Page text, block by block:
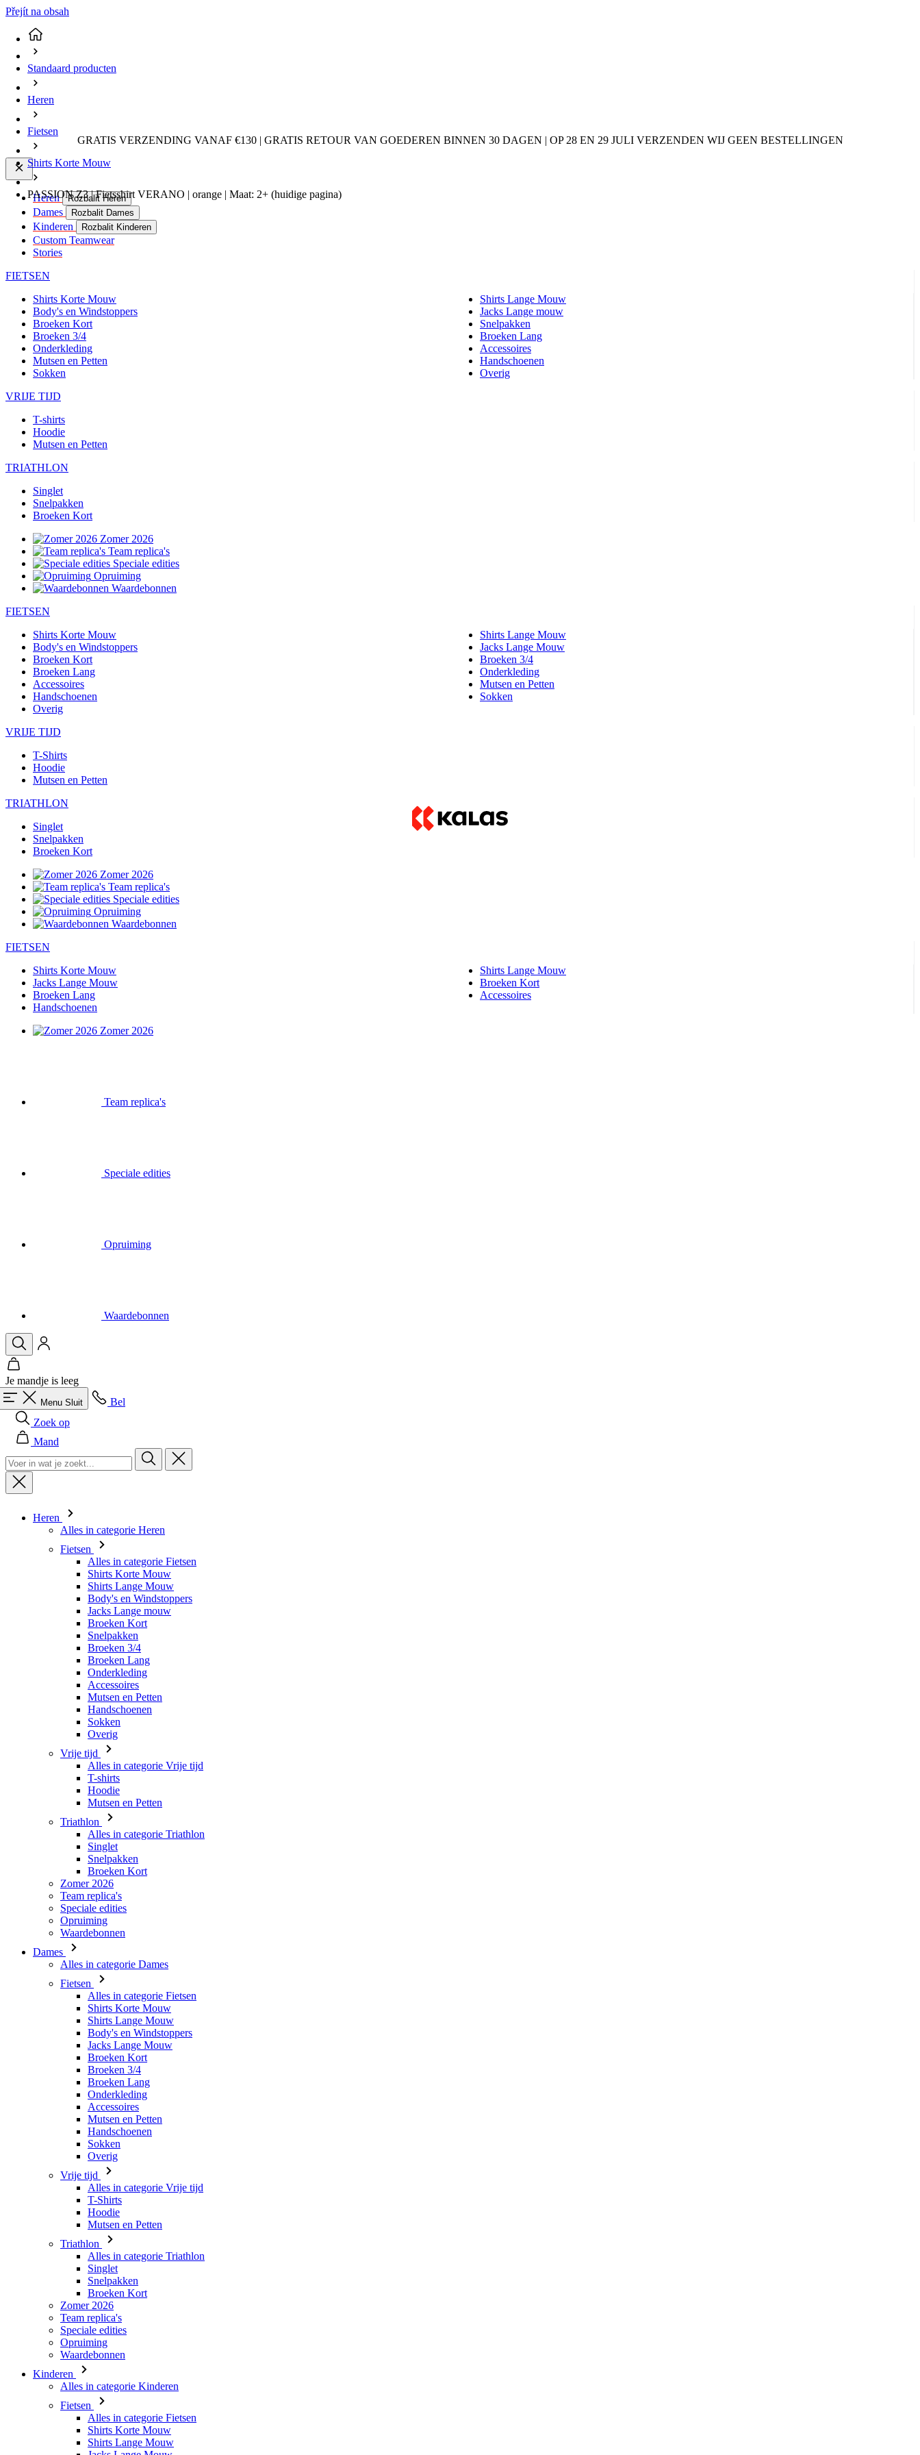
Přejít na obsah
GRATIS VERZENDING VANAF €130 | GRATIS RETOUR VAN GOEDEREN BINNEN 30 DAGEN | OP 28 EN 29 JULI VERZENDEN WIJ GEEN BESTELLINGEN
Heren Rozbalit Heren
Dames Rozbalit Dames
Kinderen Rozbalit Kinderen
Custom Teamwear
Stories
FIETSEN
Shirts Korte Mouw
Shirts Lange Mouw
Body's en Windstoppers
Jacks Lange mouw
Broeken Kort
Snelpakken
Broeken 3/4
Broeken Lang
Onderkleding
Accessoires
Mutsen en Petten
Handschoenen
Sokken
Overig
VRIJE TIJD
T-shirts
Hoodie
Mutsen en Petten
TRIATHLON
Singlet
Snelpakken
Broeken Kort
Zomer 2026
Team replica's
Speciale edities
Opruiming
Waardebonnen
FIETSEN
Shirts Korte Mouw
Shirts Lange Mouw
Body's en Windstoppers
Jacks Lange Mouw
Broeken Kort
Broeken 3/4
Broeken Lang
Onderkleding
Accessoires
Mutsen en Petten
Handschoenen
Sokken
Overig
VRIJE TIJD
T-Shirts
Hoodie
Mutsen en Petten
TRIATHLON
Singlet
Snelpakken
Broeken Kort
Zomer 2026
Team replica's
Speciale edities
Opruiming
Waardebonnen
FIETSEN
Shirts Korte Mouw
Shirts Lange Mouw
Jacks Lange Mouw
Broeken Kort
Broeken Lang
Accessoires
Handschoenen
Zomer 2026
Je mandje is leeg
Menu
Mand
Heren
Alles in categorie Heren
Shirts Lange Mouw
Body's en Windstoppers
Jacks Lange mouw
Broeken Kort
Snelpakken
Broeken 3/4
Broeken Lang
Onderkleding
Accessoires
Mutsen en Petten
Handschoenen
Sokken
Overig
Vrije tijd
Alles in categorie Vrije tijd
T-shirts
Hoodie
Mutsen en Petten
Triathlon
Alles in categorie Triathlon
Singlet
Snelpakken
Broeken Kort
Zomer 2026
Team replica's
Speciale edities
Opruiming
Waardebonnen
Dames
Alles in categorie Dames
Fietsen
Alles in categorie Fietsen
Shirts Lange Mouw
Body's en Windstoppers
Jacks Lange Mouw
Broeken Kort
Broeken 3/4
Broeken Lang
Onderkleding
Accessoires
Mutsen en Petten
Handschoenen
Sokken
Overig
Vrije tijd
Alles in categorie Vrije tijd
T-Shirts
Hoodie
Mutsen en Petten
Triathlon
Alles in categorie Triathlon
Singlet
Snelpakken
Broeken Kort
Zomer 2026
Team replica's
Speciale edities
Opruiming
Waardebonnen
Kinderen
Alles in categorie Kinderen
Fietsen
Alles in categorie Fietsen
Shirts Lange Mouw
Jacks Lange Mouw
Broeken Kort
Broeken Lang
Accessoires
Handschoenen
Standaard producten
Heren
Fietsen
Shirts Korte Mouw
PASSION Z3 | Fietsshirt VERANO | orange | Maat: 2+ (huidige pagina)